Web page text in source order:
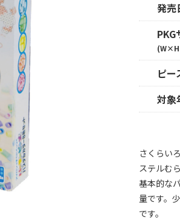
発売
PKG
ピー
対象
さくらい
ステルむ
基本的な
量です。
です。